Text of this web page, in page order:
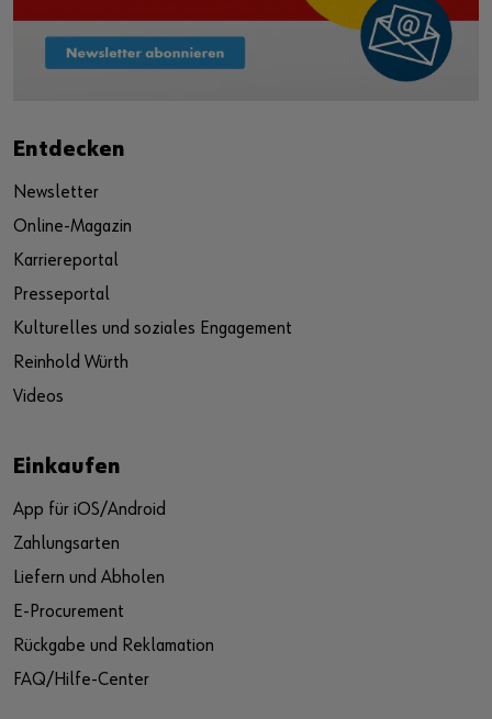
Entdecken
Newsletter
Online-Magazin
Karriereportal
Presseportal
Kulturelles und soziales Engagement
Reinhold Würth
Videos
Einkaufen
App für iOS/Android
Zahlungsarten
Liefern und Abholen
E-Procurement
Rückgabe und Reklamation
FAQ/Hilfe-Center